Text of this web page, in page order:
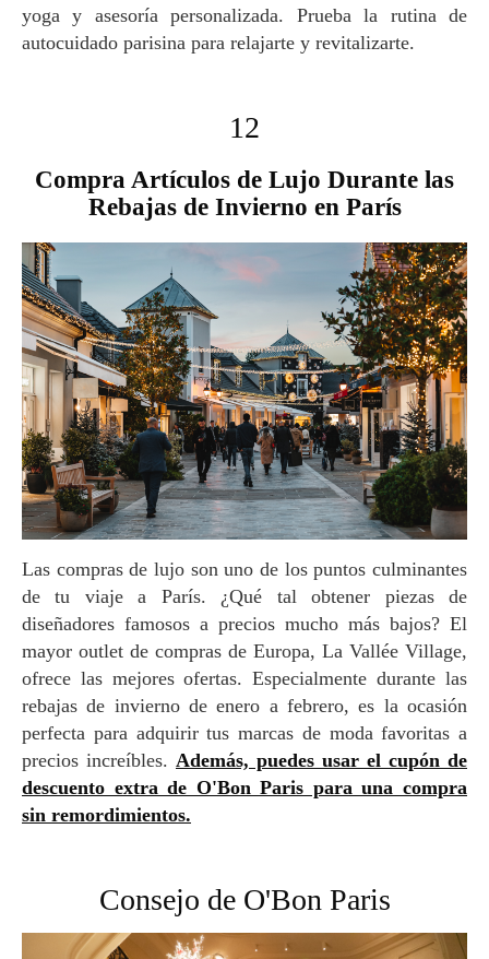
yoga y asesoría personalizada. Prueba la rutina de
autocuidado parisina para relajarte y revitalizarte.
12
Compra Artículos de Lujo Durante las
Rebajas de Invierno en París
Las compras de lujo son uno de los puntos culminantes
de tu viaje a París. ¿Qué tal obtener piezas de
diseñadores famosos a precios mucho más bajos? El
mayor outlet de compras de Europa, La Vallée Village,
ofrece las mejores ofertas. Especialmente durante las
rebajas de invierno de enero a febrero, es la ocasión
perfecta para adquirir tus marcas de moda favoritas a
precios increíbles. Además, puedes usar el cupón de
descuento extra de O'Bon Paris para una compra
sin remordimientos.
Consejo de O'Bon Paris